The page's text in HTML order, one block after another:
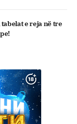
e reja në tre